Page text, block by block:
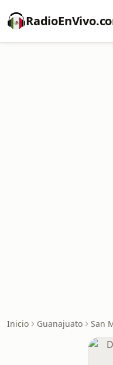
Inicio Guanajuato San